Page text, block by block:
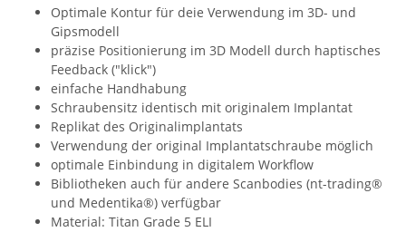
Optimale Kontur für deie Verwendung im 3D- und
Gipsmodell
präzise Positionierung im 3D Modell durch haptisches
Feedback ("klick")
einfache Handhabung
Schraubensitz identisch mit originalem Implantat
Replikat des Originalimplantats
Verwendung der original Implantatschraube möglich
optimale Einbindung in digitalem Workflow
Bibliotheken auch für andere Scanbodies (nt-trading®
und Medentika®) verfügbar
Material: Titan Grade 5 ELI